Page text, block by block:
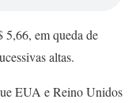
5,66, em queda de
altas.
EUA e Reino Unidos